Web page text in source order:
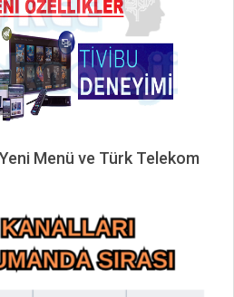
Menü ve Türk Telekom